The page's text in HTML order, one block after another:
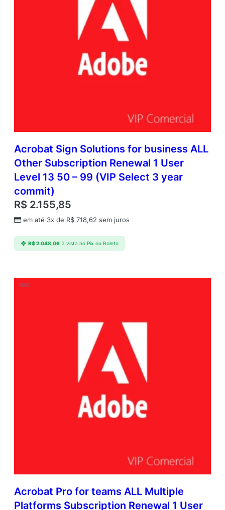
Acrobat Sign Solutions for business ALL
Other Subscription Renewal 1 User
Level 13 50 – 99 (VIP Select 3 year
commit)
R$ 2.155,85
em até 3x de R$ 718,62 sem juros
R$2.048,06 à vista no Pix ou Boleto
Acrobat Pro for teams ALL Multiple
Platforms Subscription Renewal 1 User